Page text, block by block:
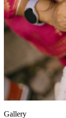
Gallery